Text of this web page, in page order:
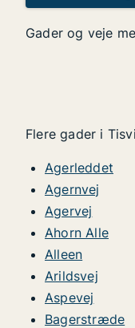
Gader og veje
Flere gader i
Agerleddet
Agernvej
Agervej
Ahorn Alle
Alleen
Arildsvej
Aspevej
Bagerstræde